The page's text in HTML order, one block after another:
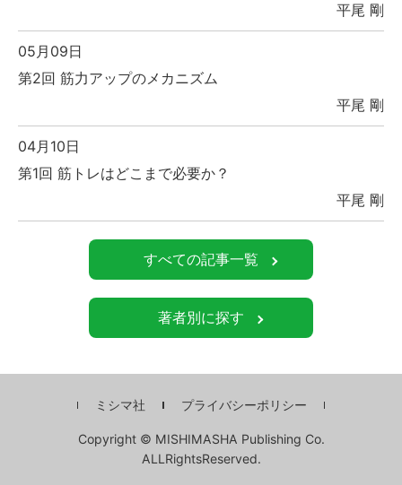
平尾 剛
05月09日
第2回 筋力アップのメカニズム
平尾 剛
04月10日
第1回 筋トレはどこまで必要か？
平尾 剛
すべての記事一覧
著者別に探す
ミシマ社 プライバシーポリシー
Copyright © MISHIMASHA Publishing Co.
ALLRightsReserved.